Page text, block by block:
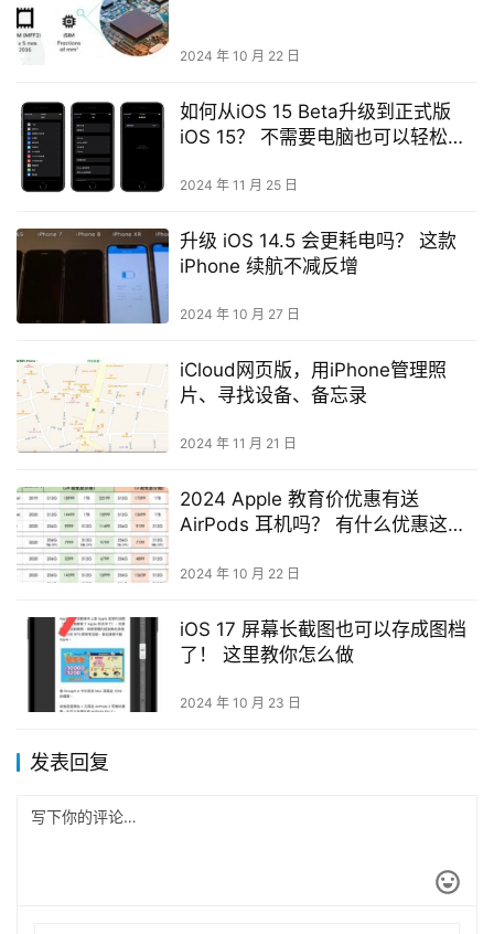
2024 年 10 月 22 日
如何从iOS 15 Beta升级到正式版
iOS 15？ 不需要电脑也可以轻松办
2024 年 11 月 25 日
升级 iOS 14.5 会更耗电吗？ 这款
iPhone 续航不减反增
2024 年 10 月 27 日
iCloud网页版，用iPhone管理照
片、寻找设备、备忘录
2024 年 11 月 21 日
2024 Apple 教育价优惠有送
AirPods 耳机吗？ 有什么优惠这里
2024 年 10 月 22 日
iOS 17 屏幕长截图也可以存成图档
了！ 这里教你怎么做
2024 年 10 月 23 日
发表回复